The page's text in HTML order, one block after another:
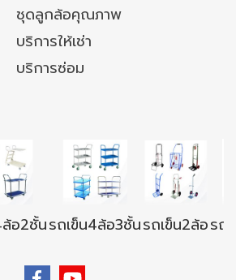
ชุดลูกล้อคุณภาพ
บริการให้เช่า
บริการซ่อม
อ2ชั้นรถเข็น4ล้อ3ชั้นรถเข็น2ล้อรถ